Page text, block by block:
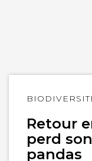
Retour
perd
pandas
Lire